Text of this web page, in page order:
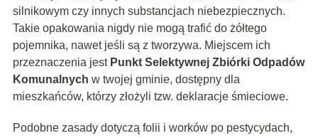
silnikowym czy innych substancjach niebezpiecznych.
Takie opakowania nigdy nie mogą trafić do żółtego
pojemnika, nawet jeśli są z tworzywa. Miejscem ich
przeznaczenia jest Punkt Selektywnej Zbiórki Odpadów
Komunalnych w twojej gminie, dostępny dla
mieszkańców, którzy złożyli tzw. deklaracje śmieciowe.
Podobne zasady dotyczą folii i worków po pestycydach,